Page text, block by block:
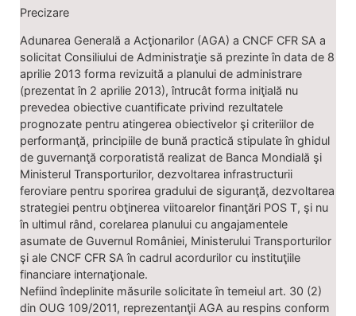
Precizare
Adunarea Generală a Acţionarilor (AGA) a CNCF CFR SA a
solicitat Consiliului de Administraţie să prezinte în data de 8
aprilie 2013 forma revizuită a planului de administrare
(prezentat în 2 aprilie 2013), întrucât forma iniţială nu
prevedea obiective cuantificate privind rezultatele
prognozate pentru atingerea obiectivelor şi criteriilor de
performanţă, principiile de bună practică stipulate în ghidul
de guvernanţă corporatistă realizat de Banca Mondială şi
Ministerul Transporturilor, dezvoltarea infrastructurii
feroviare pentru sporirea gradului de siguranţă, dezvoltarea
strategiei pentru obţinerea viitoarelor finanţări POS T, şi nu
în ultimul rând, corelarea planului cu angajamentele
asumate de Guvernul României, Ministerului Transporturilor
şi ale CNCF CFR SA în cadrul acordurilor cu instituţiile
financiare internaţionale.
Nefiind îndeplinite măsurile solicitate în temeiul art. 30 (2)
din OUG 109/2011, reprezentanţii AGA au respins conform